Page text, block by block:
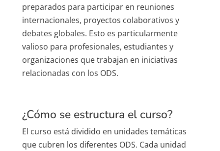
preparados para participar en reuniones
internacionales, proyectos colaborativos y
debates globales. Esto es particularmente
valioso para profesionales, estudiantes y
organizaciones que trabajan en iniciativas
relacionadas con los ODS.
¿Cómo se estructura el curso?
El curso está dividido en unidades temáticas
que cubren los diferentes ODS. Cada unidad